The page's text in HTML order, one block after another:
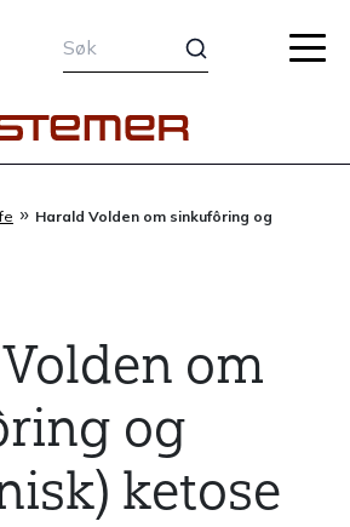
» Harald Volden om sinkufôring og
om
og
ketose